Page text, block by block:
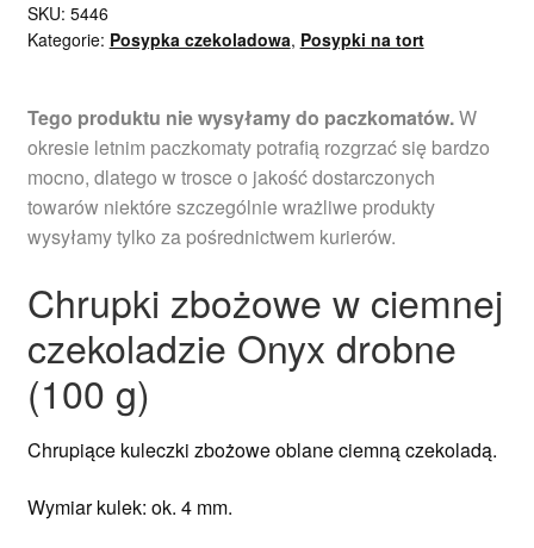
SKU: 5446
Kategorie: Posypka czekoladowa, Posypki na tort
Tego produktu nie wysyłamy do paczkomatów.W
okresie letnim paczkomaty potrafią rozgrzać się bardzo
mocno, dlatego w trosce o jakość dostarczonych
towarów niektóre szczególnie wrażliwe produkty
wysyłamy tylko za pośrednictwem kurierów.
Chrupki zbożowe w ciemnej
czekoladzie Onyx drobne
(100 g)
Chrupiące kuleczki zbożowe oblane ciemną czekoladą.
Wymiar kulek: ok. 4 mm.